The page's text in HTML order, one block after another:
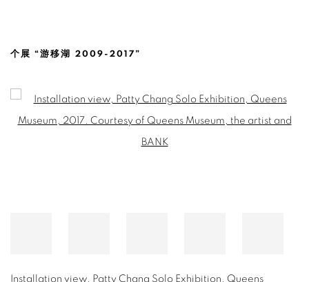
张怡 @ 纽约皇后美术馆，美国
个展 “游移湖 2009-2017”
Open a larger version of the following image in a popup:
Installation view, Patty Chang Solo Exhibition, Queens